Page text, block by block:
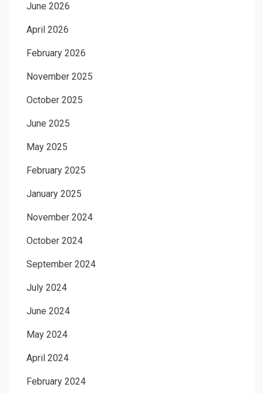
June 2026
April 2026
February 2026
November 2025
October 2025
June 2025
May 2025
February 2025
January 2025
November 2024
October 2024
September 2024
July 2024
June 2024
May 2024
April 2024
February 2024